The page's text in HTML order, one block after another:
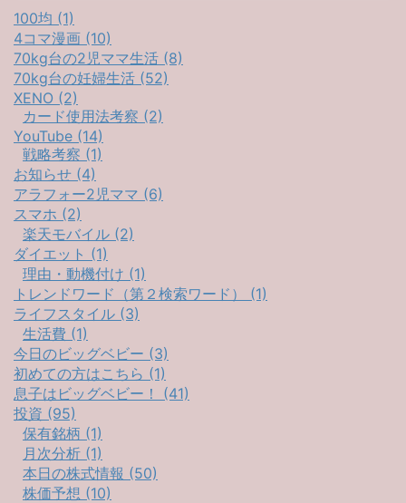
100均 (1)
4コマ漫画 (10)
70kg台の2児ママ生活 (8)
70kg台の妊婦生活 (52)
XENO (2)
カード使用法考察 (2)
YouTube (14)
戦略考察 (1)
お知らせ (4)
アラフォー2児ママ (6)
スマホ (2)
楽天モバイル (2)
ダイエット (1)
理由・動機付け (1)
トレンドワード（第２検索ワード） (1)
ライフスタイル (3)
生活費 (1)
今日のビッグベビー (3)
初めての方はこちら (1)
息子はビッグベビー！ (41)
投資 (95)
保有銘柄 (1)
月次分析 (1)
本日の株式情報 (50)
株価予想 (10)